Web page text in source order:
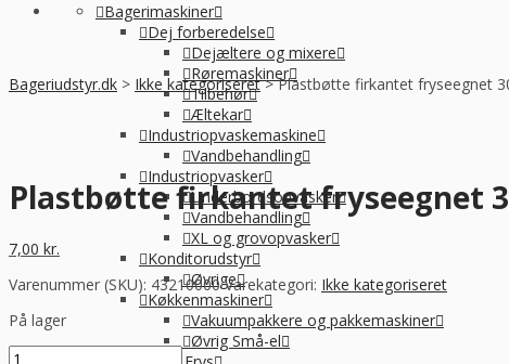
Bagerimaskiner
Dej forberedelse
Dejæltere og mixere
Røremaskiner
Tilbehør
Æltekar
Industriopvaskemaskine
Vandbehandling
Industriopvasker
Underbordsopvasker
Vandbehandling
XL og grovopvasker
Konditorudstyr
Øvrige
Køkkenmaskiner
Vakuumpakkere og pakkemaskiner
Øvrig Små-el
Bageriudstyr.dk > Ikke kategoriseret >Plastbøtte firkantet fryseegnet
Plastbøtte firkantet fryseegnet
7,00 kr.
Varenummer (SKU): 43210000 Varekategori: Ikke kategoriseret
På lager
Plastbøtte